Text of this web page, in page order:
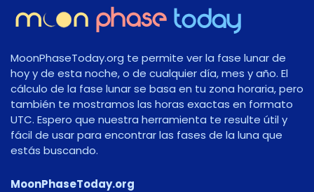
MoonPhaseToday.org te permite ver la fase lunar de
hoy y de esta noche, o de cualquier día, mes y año. El
cálculo de la fase lunar se basa en tu zona horaria, pero
también te mostramos las horas exactas en formato
UTC. Espero que nuestra herramienta te resulte útil y
fácil de usar para encontrar las fases de la luna que
estás buscando.
MoonPhaseToday.org